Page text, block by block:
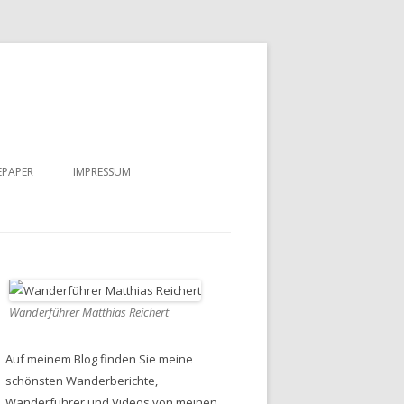
IMPRESSUM
Wanderführer Matthias Reichert
Auf meinem Blog finden Sie meine
schönsten Wanderberichte,